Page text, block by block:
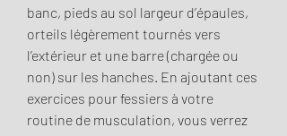
banc, pieds au sol largeur d’épaules,
orteils légèrement tournés vers
l’extérieur et une barre (chargée ou
non) sur les hanches. En ajoutant ces
exercices pour fessiers à votre
routine de musculation, vous verrez